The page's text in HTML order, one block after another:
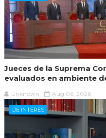
Jueces de la Suprema
evaluados en ambiente
Unknown Aug 06, 2026
DE INTERÉS